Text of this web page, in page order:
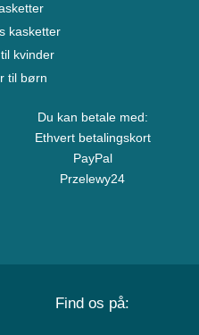
kasketter
kvinder
til børn
Du kan betale med:
Ethvert betalingskort
PayPal
Przelewy24
Find os på: